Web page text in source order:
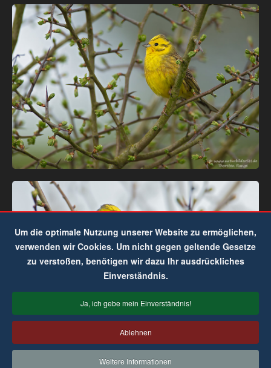
Um die optimale Nutzung unserer Website zu ermöglichen,
verwenden wir Cookies. Um nicht gegen geltende Gesetze
zu verstoßen, benötigen wir dazu Ihr ausdrückliches
Einverständnis.
Ja, ich gebe mein Einverständnis!
Ablehnen
Weitere Informationen